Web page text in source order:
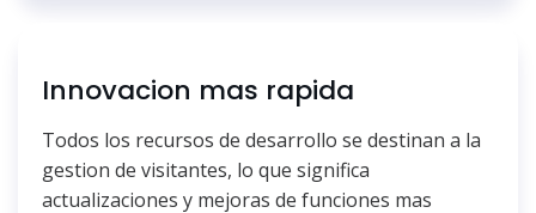
Innovacion mas rapida
Todos los recursos de desarrollo se destinan a la
gestion de visitantes, lo que significa
actualizaciones y mejoras de funciones mas